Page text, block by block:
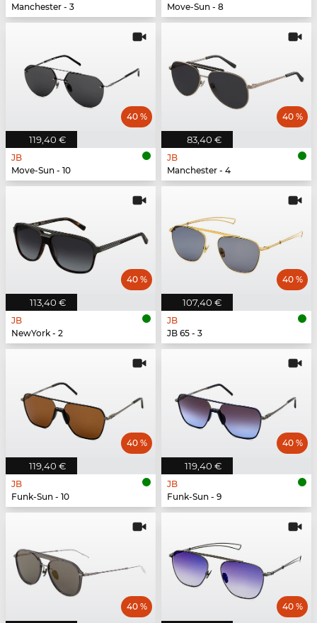
Manchester - 3
Move-Sun - 8
119,40 €
40 %
JB
Move-Sun - 10
83,40 €
40 %
JB
Manchester - 4
113,40 €
40 %
JB
NewYork - 2
107,40 €
40 %
JB
JB 65 - 3
119,40 €
40 %
JB
Funk-Sun - 10
119,40 €
40 %
JB
Funk-Sun - 9
40 % 40 %